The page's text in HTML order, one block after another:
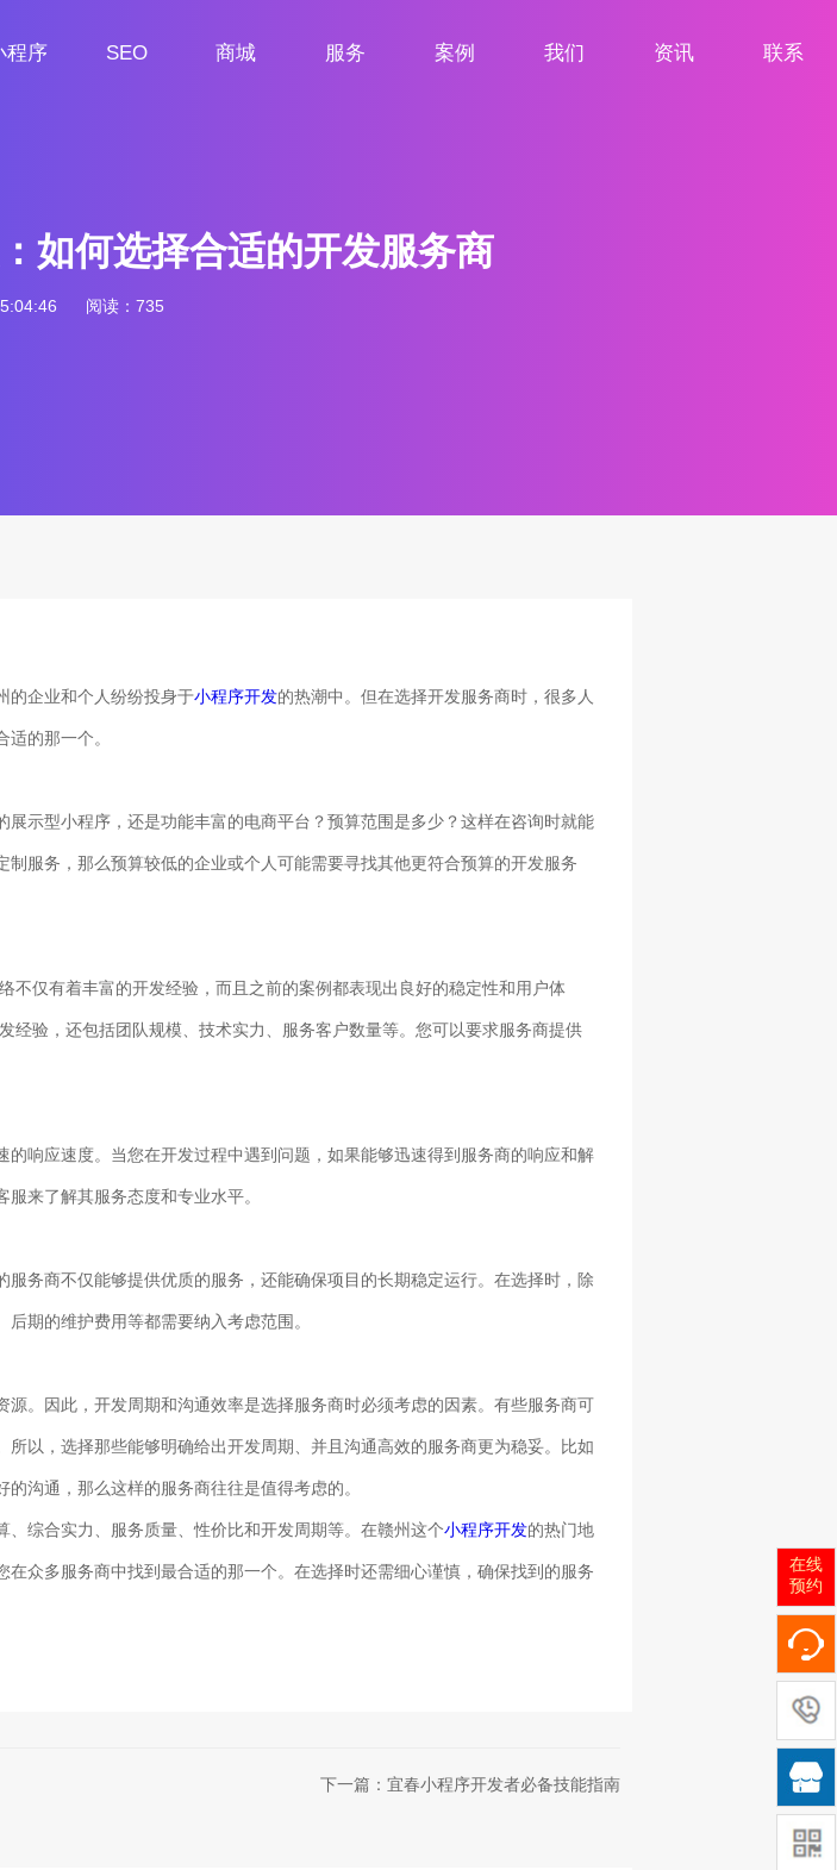
程序
SEO
商城
服务
案例
我们
资讯
联系
如何选择合适的开发服务商
阅读：735
的企业和个人纷纷投身于小程序开发的热潮中。但在选择开发服务商时，很多人
的那一个。
示型小程序，还是功能丰富的电商平台？预算范围是多少？这样在咨询时就能
服务，那么预算较低的企业或个人可能需要寻找其他更符合预算的开发服务
不仅有着丰富的开发经验，而且之前的案例都表现出良好的稳定性和用户体
验，还包括团队规模、技术实力、服务客户数量等。您可以要求服务商提供
响应速度。当您在开发过程中遇到问题，如果能够迅速得到服务商的响应和解
来了解其服务态度和专业水平。
务商不仅能够提供优质的服务，还能确保项目的长期稳定运行。在选择时，除
期的维护费用等都需要纳入考虑范围。
。因此，开发周期和沟通效率是选择服务商时必须考虑的因素。有些服务商可
以，选择那些能够明确给出开发周期、并且沟通高效的服务商更为稳妥。比如
沟通，那么这样的服务商往往是值得考虑的。
综合实力、服务质量、性价比和开发周期等。在赣州这个小程序开发的热门地
众多服务商中找到最合适的那一个。在选择时还需细心谨慎，确保找到的服务
下一篇：宜春小程序开发者必备技能指南
在线
预约
